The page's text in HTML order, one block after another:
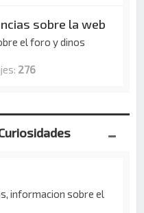
sobre la web
el foro y dinos
276
informacion sobre el